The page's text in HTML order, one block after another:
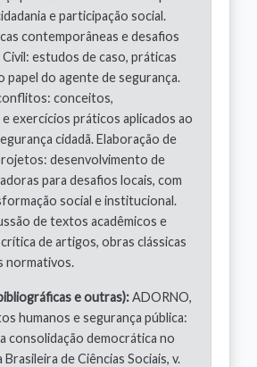
e participação social.
contemporâneas e desafios
Civil: estudos de caso, práticas
papel do agente de segurança.
conceitos,
exercícios práticos aplicados ao
cidadã. Elaboração de
desenvolvimento de
para desafios locais, com
social e institucional.
de textos acadêmicos e
de artigos, obras clássicas
normativos.
e outras):ADORNO,
humanos e segurança pública:
consolidação democrática no
Brasileira de Ciências Sociais, v.